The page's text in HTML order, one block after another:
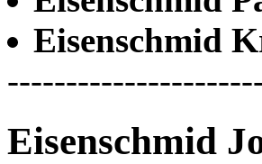
Eisenschmid
Eisenschmid